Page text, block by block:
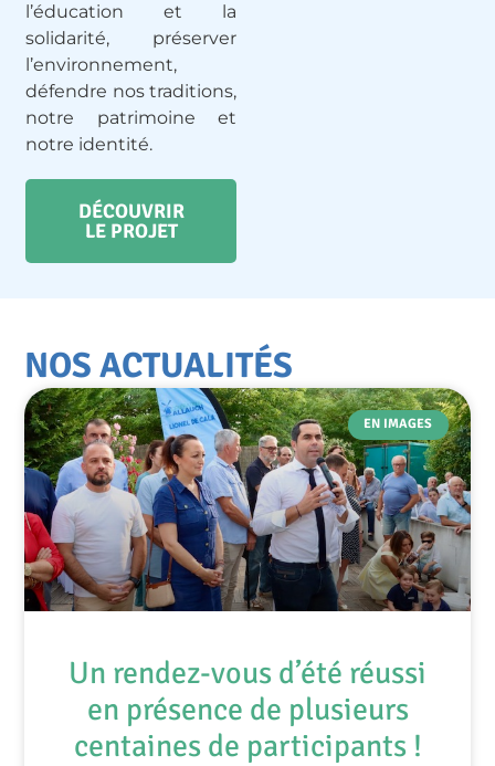
l’éducation et la
solidarité, préserver
l’environnement,
défendre nos traditions,
notre patrimoine et
notre identité.
DÉCOUVRIR
LE PROJET
NOS ACTUALITÉS
EN IMAGES
Un rendez-vous d’été réussi
en présence de plusieurs
centaines de participants !